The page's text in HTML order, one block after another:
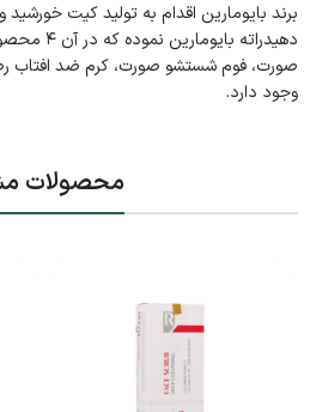
برند بایومارین اقدام به تولید کیت
دهیدراته
صورت، فوم شستشو صورت، کرم ضد افتاب
وجود دارد.
محصولات